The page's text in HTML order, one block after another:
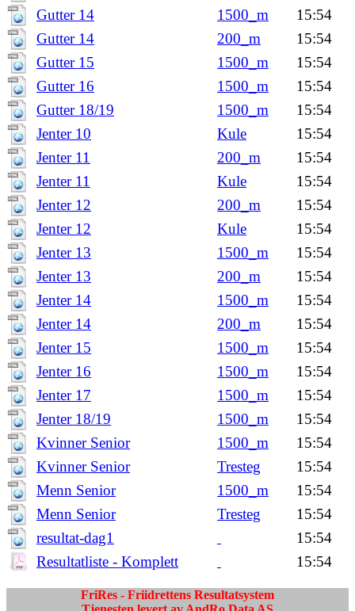
Gutter 14
1500_m
15:54
Gutter 14
200_m
15:54
Gutter 15
1500_m
15:54
Gutter 16
1500_m
15:54
Gutter 18/19
1500_m
15:54
Jenter 10
Kule
15:54
Jenter 11
200_m
15:54
Jenter 11
Kule
15:54
Jenter 12
200_m
15:54
Jenter 12
Kule
15:54
Jenter 13
1500_m
15:54
Jenter 13
200_m
15:54
Jenter 14
1500_m
15:54
Jenter 14
200_m
15:54
Jenter 15
1500_m
15:54
Jenter 16
1500_m
15:54
Jenter 17
1500_m
15:54
Jenter 18/19
1500_m
15:54
Kvinner Senior
1500_m
15:54
Kvinner Senior
Tresteg
15:54
Menn Senior
1500_m
15:54
Menn Senior
Tresteg
15:54
resultat-dag1
15:54
Resultatliste - Komplett
15:54
FriRes - Friidrettens Resultatsystem